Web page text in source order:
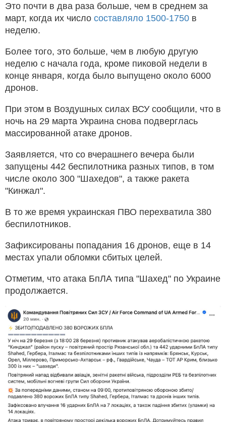
Это почти в два раза больше, чем в среднем за
март, когда их число составляло 1500-1750 в
неделю.
Более того, это больше, чем в любую другую
неделю с начала года, кроме пиковой недели в
конце января, когда было выпущено около 6000
дронов.
При этом в Воздушных силах ВСУ сообщили, что в
ночь на 29 марта Украина снова подверглась
массированной атаке дронов.
Заявляется, что со вчерашнего вечера были
запущены 442 беспилотника разных типов, в том
числе около 300 "Шахедов", а также ракета
"Кинжал".
В то же время украинская ПВО перехватила 380
беспилотников.
Зафиксированы попадания 16 дронов, еще в 14
местах упали обломки сбитых целей.
Отметим, что атака БпЛА типа "Шахед" по Украине
продолжается.